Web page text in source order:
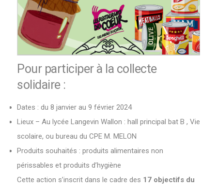
Pour participer à la collecte
solidaire :
Dates : du 8 janvier au 9 février 2024
Lieux – Au lycée Langevin Wallon : hall principal bat B , Vie
scolaire, ou bureau du CPE M. MELON
Produits souhaités : produits alimentaires non
périssables et produits d’hygiène
Cette action s’inscrit dans le cadre des 17 objectifs du